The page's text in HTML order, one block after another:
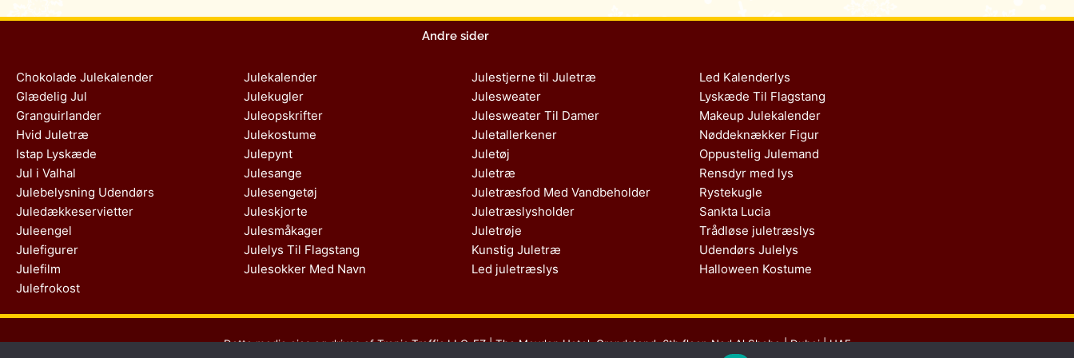
Andre sider
Chokolade Julekalender
Glædelig Jul
Granguirlander
Hvid Juletræ
Istap Lyskæde
Jul i Valhal
Julebelysning Udendørs
Juledækkeservietter
Juleengel
Julefigurer
Julefilm
Julefrokost
Julekalender
Julekugler
Juleopskrifter
Julekostume
Julepynt
Julesange
Julesengetøj
Juleskjorte
Julesmåkager
Julelys Til Flagstang
Julesokker Med Navn
Julestjerne til Juletræ
Julesweater
Julesweater Til Damer
Juletallerkener
Juletøj
Juletræ
Juletræsfod Med Vandbeholder
Juletræslysholder
Juletrøje
Kunstig Juletræ
Led juletræslys
Led Kalenderlys
Lyskæde Til Flagstang
Makeup Julekalender
Nøddeknækker Figur
Oppustelig Julemand
Rensdyr med lys
Rystekugle
Sankta Lucia
Trådløse juletræslys
Udendørs Julelys
Halloween Kostume
Dette medie ejes og drives af Tropic Traffic LLC-FZ | The Meydan Hotel, Grandstand, 6th floor, Nad Al Sheba | Dubai | UAE